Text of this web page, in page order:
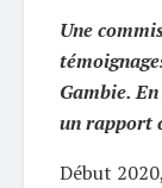
Une
Gambie.
un rapport
Début